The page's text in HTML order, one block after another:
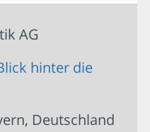
AG
hinter die
Deutschland